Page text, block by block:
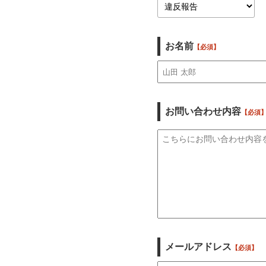
お名前 【必須】
お問い合わせ内容 【必須
メールアドレス 【必須】